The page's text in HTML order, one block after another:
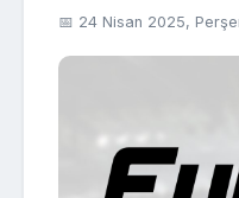
📅 24 Nisan 2025,